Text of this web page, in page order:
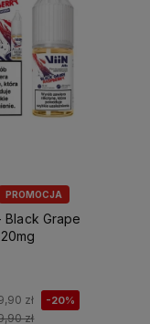
PROMOCJA
Black Grape
zł -20%
zł